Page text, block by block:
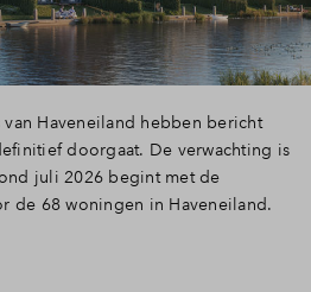
Haveneiland hebben bericht
doorgaat. De verwachting is
juli 2026 begint met de
de 68 woningen in Haveneiland.